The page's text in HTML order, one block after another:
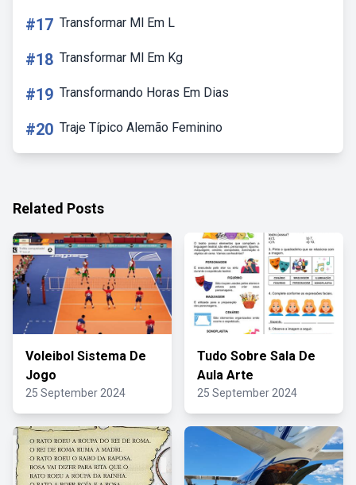
#17 Transformar Ml Em L
#18 Transformar Ml Em Kg
#19 Transformando Horas Em Dias
#20 Traje Típico Alemão Feminino
Related Posts
Voleibol Sistema De
Jogo
25 September 2024
Tudo Sobre Sala De
Aula Arte
25 September 2024